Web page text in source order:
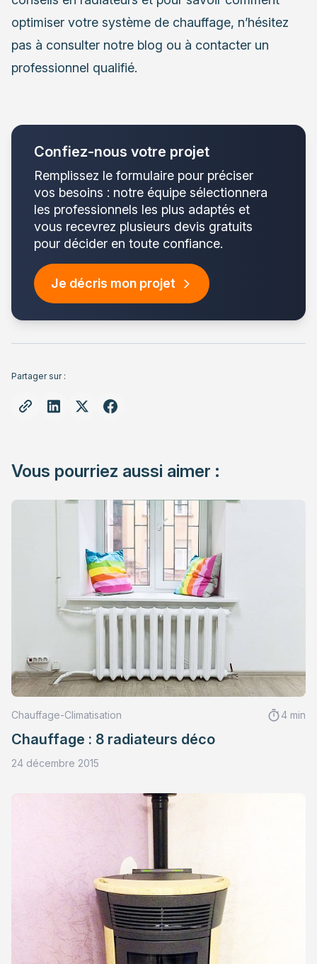
optimiser votre système de chauffage, n’hésitez
pas à consulter notre blog ou à contacter un
professionnel qualifié.
Confiez-nous votre projet
Remplissez le formulaire pour préciser
vos besoins : notre équipe sélectionnera
les professionnels les plus adaptés et
vous recevrez plusieurs devis gratuits
pour décider en toute confiance.
Je décris mon projet
Partager sur :
Vous pourriez aussi aimer :
Chauffage-Climatisation 4 min
Chauffage : 8 radiateurs déco
24 décembre 2015